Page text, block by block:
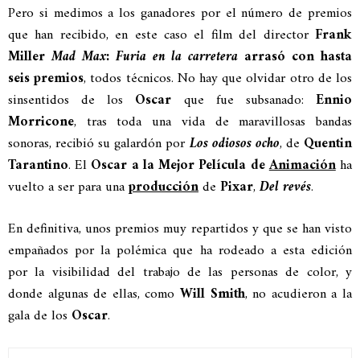
Pero si medimos a los ganadores por el número de premios
que han recibido, en este caso el film del director Frank
MillerMad Max: Furia en la carretera arrasó con hasta
seis premios, todos técnicos. No hay que olvidar otro de los
sinsentidos de los Oscar que fue subsanado:Ennio
Morricone, tras toda una vida de maravillosas bandas
sonoras, recibió su galardón porLos odiosos ocho, de Quentin
Tarantino. El Oscar a la Mejor Película deAnimaciónha
vuelto a ser para unaproducciónde Pixar, Del revés.
En definitiva, unos premios muy repartidos y que se han visto
empañados por la polémica que ha rodeado a esta edición
por la visibilidad del trabajo de las personas de color, y
donde algunas de ellas, como Will Smith, no acudieron a la
gala de los Oscar.